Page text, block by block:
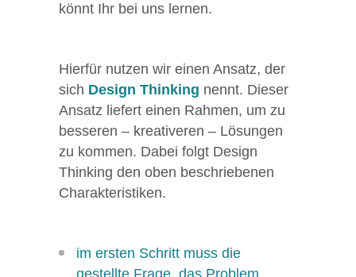
könnt Ihr bei uns lernen.
Hierfür nutzen wir einen Ansatz, der
sich Design Thinking nennt. Dieser
Ansatz liefert einen Rahmen, um zu
besseren – kreativeren – Lösungen
zu kommen. Dabei folgt Design
Thinking den oben beschriebenen
Charakteristiken.
im ersten Schritt muss die
gestellte Frage, das Problem,